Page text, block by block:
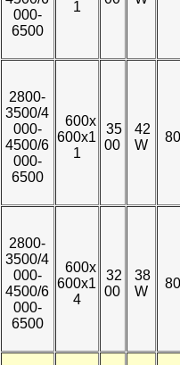
000-
6500
1
2800-
3500/4
000-
4500/6
000-
6500
600x
600x1
1
35
00
42
W
80
2800-
3500/4
000-
4500/6
000-
6500
600x
600x1
4
32
00
38
W
80